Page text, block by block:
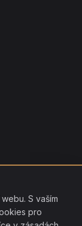
Odebírat
se můžete kdykoliv
S vaším
pro